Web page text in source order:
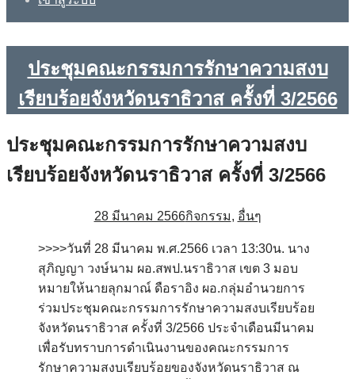
ประชุมคณะกรรมการรักษาความสงบ
เรียบร้อยจังหวัดนราธิวาส ครั้งที่ 3/2566
ประชุมคณะกรรมการรักษาความสงบ
เรียบร้อยจังหวัดนราธิวาส ครั้งที่ 3/2566
28 มีนาคม 2566กิจกรรม, อื่นๆ
>>>>วันที่ 28 มีนาคม พ.ศ.2566 เวลา 13:30น. นาง
สุภิญญา วงษ์นาม ผอ.สพป.นราธิวาส เขต 3 มอบ
หมายให้นายลุกมาณ์ ดือราอิง ผอ.กลุ่มอำนวยการ
ร่วมประชุมคณะกรรมการรักษาความสงบเรียบร้อย
จังหวัดนราธิวาส ครั้งที่ 3/2566 ประจำเดือนมีนาคม
เพื่อรับทราบการดำเนินงานของคณะกรรมการ
รักษาความสงบเรียบร้อยของจังหวัดนราธิวาส ณ